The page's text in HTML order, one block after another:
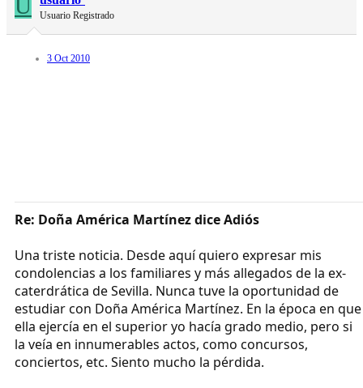
U Usuario Registrado
3 Oct 2010
Re: Doña América Martínez dice Adiós
Una triste noticia. Desde aquí quiero expresar mis
condolencias a los familiares y más allegados de la ex-
caterdrática de Sevilla. Nunca tuve la oportunidad de
estudiar con Doña América Martínez. En la época en que
ella ejercía en el superior yo hacía grado medio, pero si
la veía en innumerables actos, como concursos,
conciertos, etc. Siento mucho la pérdida.